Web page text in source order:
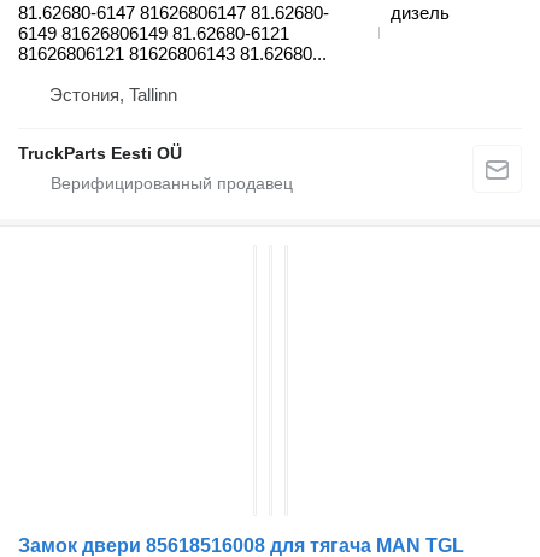
81.62680-6147 81626806147 81.62680-
6149 81626806149 81.62680-6121
81626806121 81626806143 81.62680...
дизель
Эстония, Tallinn
TruckParts Eesti OÜ
Замок двери 85618516008 для тягача MAN TGL